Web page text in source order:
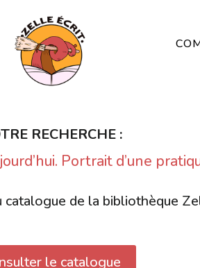
RECHERCHE :
Portrait d’une
de la bibliothèque
le catalogue